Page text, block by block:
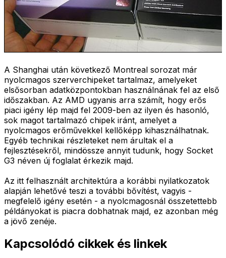
A Shanghai után következő Montreal sorozat már
nyolcmagos szerverchipeket tartalmaz, amelyeket
elsősorban adatközpontokban használnának fel az első
időszakban. Az AMD ugyanis arra számít, hogy erős
piaci igény lép majd fel 2009-ben az ilyen és hasonló,
sok magot tartalmazó chipek iránt, amelyet a
nyolcmagos erőművekkel kellőképp kihasználhatnak.
Egyéb technikai részleteket nem árultak el a
fejlesztésekről, mindössze annyit tudunk, hogy Socket
G3 néven új foglalat érkezik majd.
Az itt felhasznált architektúra a korábbi nyilatkozatok
alapján lehetővé teszi a további bővítést, vagyis -
megfelelő igény esetén - a nyolcmagosnál összetettebb
példányokat is piacra dobhatnak majd, ez azonban még
a jövő zenéje.
Kapcsolódó cikkek és linkek